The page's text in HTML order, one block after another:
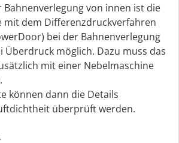
Bahnenverlegung von innen ist die
mit dem Differenzdruckverfahren
bei der Bahnenverlegung
Überdruck möglich. Dazu muss das
mit einer Nebelmaschine
können dann die Details
überprüft werden.